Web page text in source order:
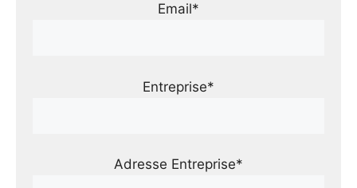
Email*
Entreprise*
Adresse Entreprise*